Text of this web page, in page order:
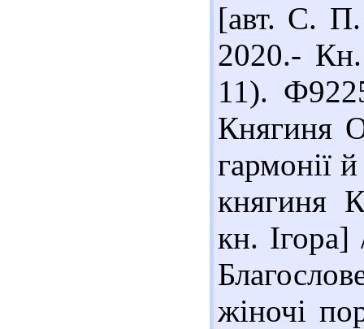
[авт. С.
2020.-
11).
Княгиня
гармонії
княгиня
кн.
жіночі